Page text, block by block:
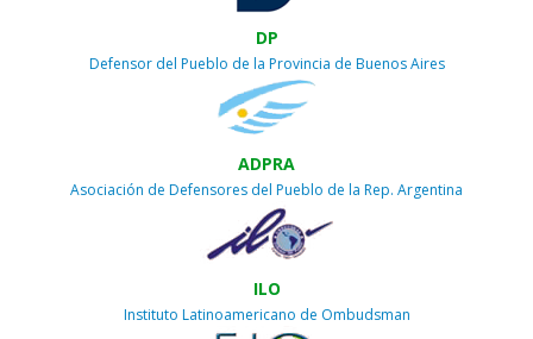
DP
Defensor del Pueblo de la Provincia de Buenos Aires
ADPRA
Asociación de Defensores del Pueblo de la Rep. Argentina
ILO
Instituto Latinoamericano de Ombudsman